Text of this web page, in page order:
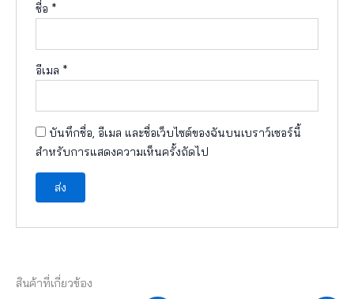
ชื่อ *
อีเมล *
บันทึกชื่อ, อีเมล และชื่อเว็บไซต์ของฉันบนเบราว์เซอร์นี้
สำหรับการแสดงความเห็นครั้งถัดไป
สินค้าที่เกี่ยวข้อง